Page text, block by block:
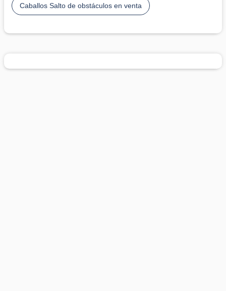
Caballos Salto de obstáculos en venta